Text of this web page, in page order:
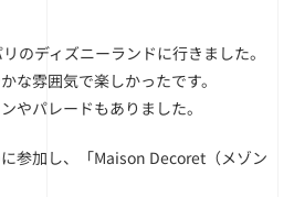
のディズニーランドに行きました。
な雰囲気で楽しかったです。
やパレードもありました。
参加し、「Maison Decoret（メゾン